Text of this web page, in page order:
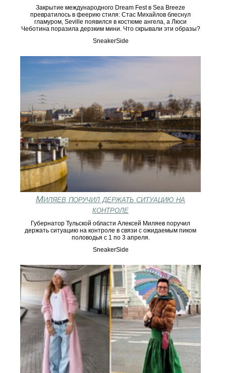
Закрытие международного Dream Fest в Sea Breeze
превратилось в феерию стиля: Стас Михайлов блеснул
гламуром, Seville появился в костюме ангела, а Люси
Чеботина поразила дерзким мини. Что скрывали эти образы?
SneakerSide
Миляев поручил держать ситуацию на
контроле
Губернатор Тульской области Алексей Миляев поручил
держать ситуацию на контроле в связи с ожидаемым пиком
половодья с 1 по 3 апреля.
SneakerSide